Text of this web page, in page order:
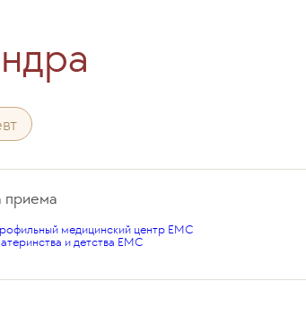
приема
медицинский центр EMC
и детства EMC